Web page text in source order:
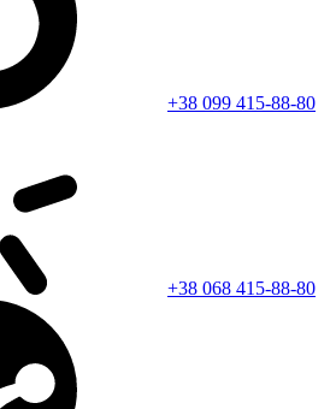
+38 099 415-88-80
+38 068 415-88-80